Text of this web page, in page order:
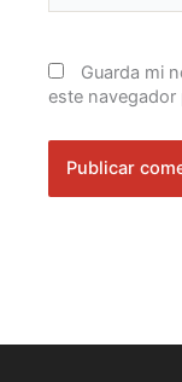
Guarda mi
este navegador